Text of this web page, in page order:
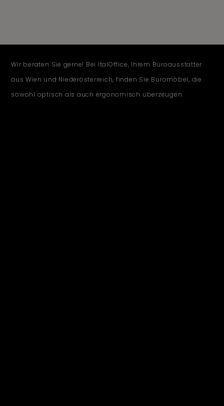
Wir beraten Sie gerne! Bei ItalOffice, Ihrem Büroausstatter
aus Wien und Niederösterreich, finden Sie Büromöbel, die
sowohl optisch als auch ergonomisch überzeugen.